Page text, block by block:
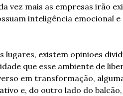
vez mais as empresas irão
inteligência emocional
existem opiniões
que esse ambiente de
em transformação,
e, do outro lado do